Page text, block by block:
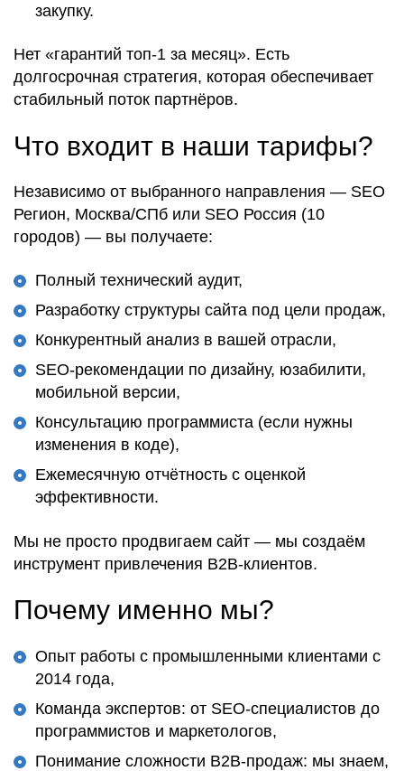
закупку.
Нет «гарантий топ-1 за месяц». Есть
долгосрочная стратегия, которая обеспечивает
стабильный поток партнёров.
Что входит в наши тарифы?
Независимо от выбранного направления — SEO
Регион, Москва/СПб или SEO Россия (10
городов) — вы получаете:
Полный технический аудит,
Разработку структуры сайта под цели продаж,
Конкурентный анализ в вашей отрасли,
SEO-рекомендации по дизайну, юзабилити,
мобильной версии,
Консультацию программиста (если нужны
изменения в коде),
Ежемесячную отчётность с оценкой
эффективности.
Мы не просто продвигаем сайт — мы создаём
инструмент привлечения B2B-клиентов.
Почему именно мы?
Опыт работы с промышленными клиентами с
2014 года,
Команда экспертов: от SEO-специалистов до
программистов и маркетологов,
Понимание сложности B2B-продаж: мы знаем,